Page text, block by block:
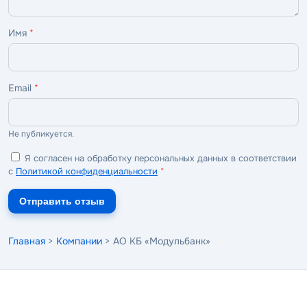
Имя *
Email *
Не публикуется.
Я согласен на обработку персональных данных в соответствии
с Политикой конфиденциальности *
Отправить отзыв
Главная > Компании > АО КБ «Модульбанк»